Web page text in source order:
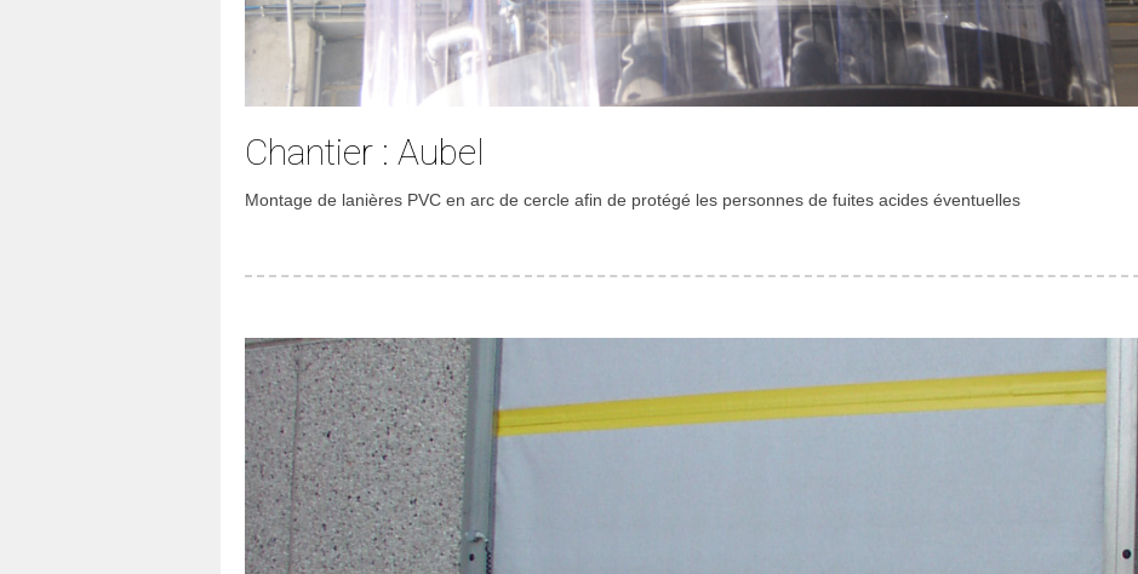
Chantier : Aubel
Montage de lanières PVC en arc de cercle afin de protégé les personnes de fuites acides éventuelles